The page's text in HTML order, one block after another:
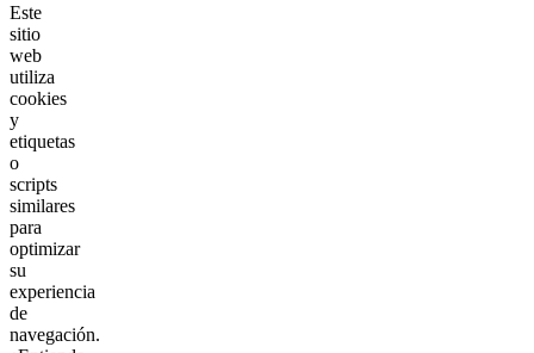
Este
sitio
web
utiliza
cookies
y
etiquetas
o
scripts
similares
para
optimizar
su
experiencia
de
navegación.